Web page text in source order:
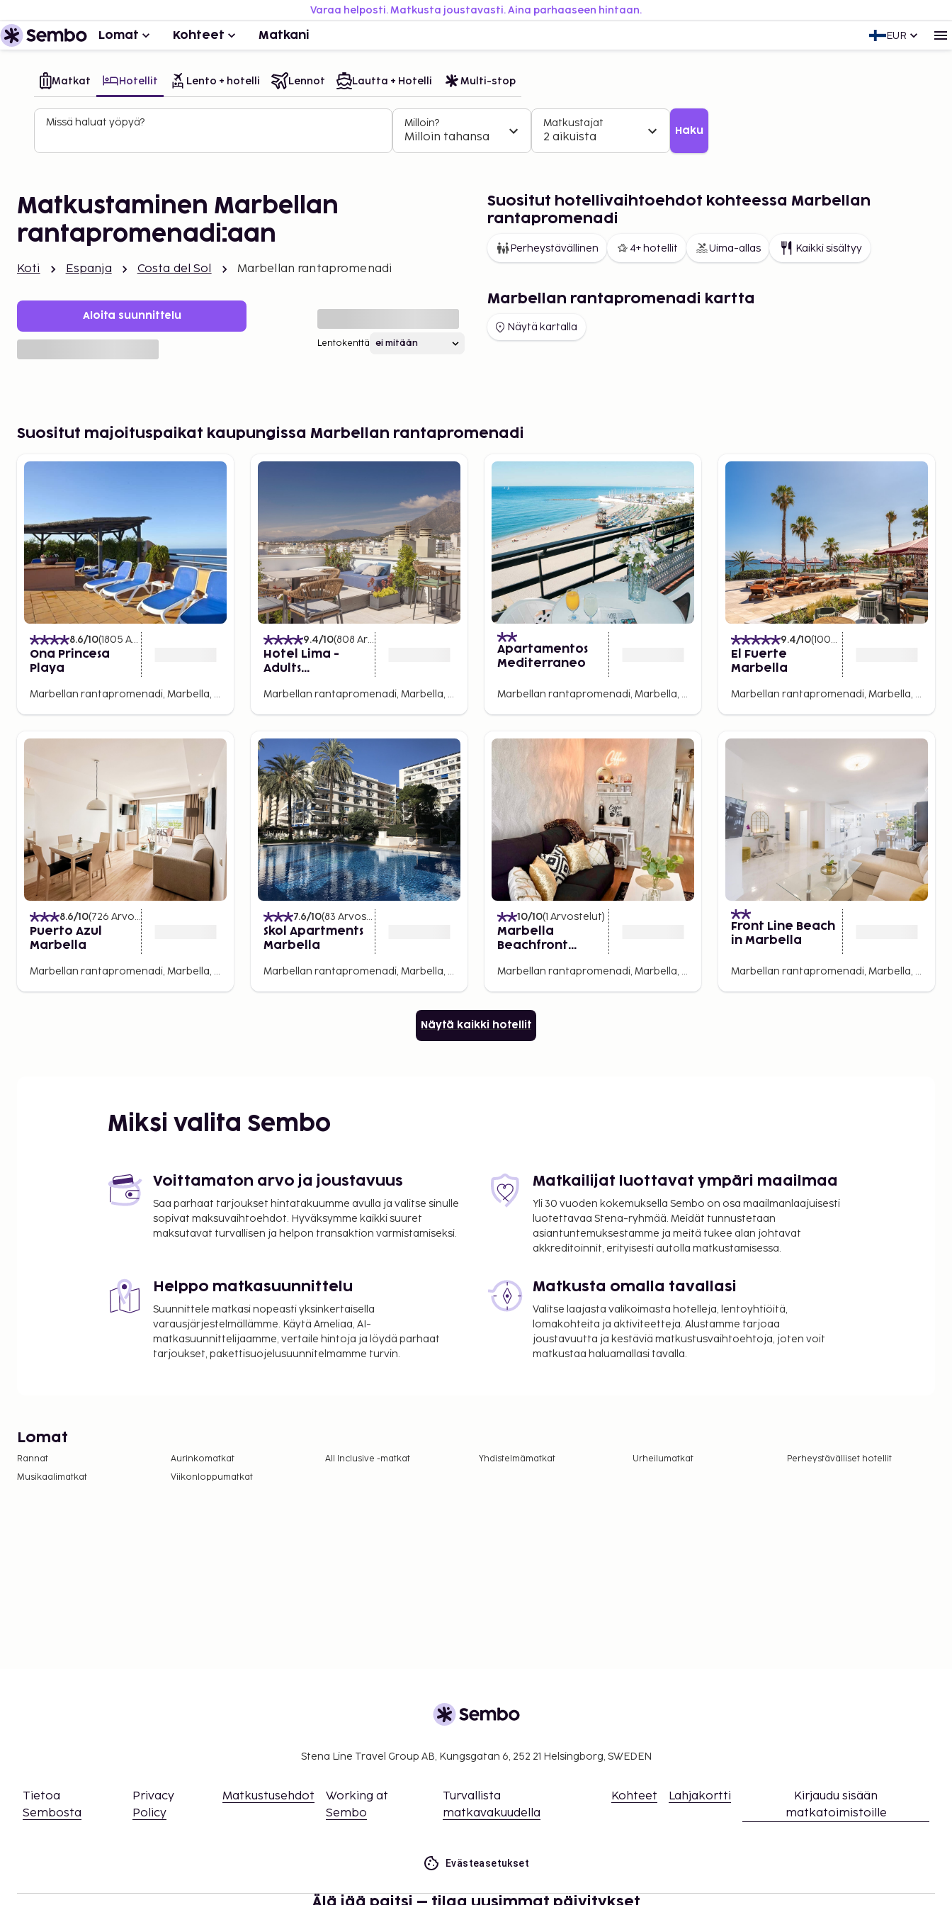
Varaa helposti. Matkusta joustavasti. Aina parhaaseen hintaan.
Lomat Kohteet Matkani EUR
Matkat Hotellit Lento + hotelli Lennot Lautta + Hotelli Multi-stop
Missä haluat yöpyä? Milloin?
Milloin tahansa
Matkustajat
2 aikuista Haku
Matkustaminen Marbellan
rantapromenadi:aan
Koti Espanja Costa del Sol Marbellan rantapromenadi
Aloita suunnittelu
Lentokenttä
Suositut hotellivaihtoehdot kohteessa Marbellan
rantapromenadi
Perheystävällinen 4+ hotellit Uima-allas Kaikki sisältyy
Marbellan rantapromenadi kartta
Näytä kartalla
Suositut majoituspaikat kaupungissa Marbellan rantapromenadi
8.6/10(1805 Arvostelut
Ona Princesa
Playa
Marbellan rantapromenadi, Marbella, Espanja
9.4/10(808 Arvostelut
Hotel Lima -
Adults
Marbellan rantapromenadi, Marbella, Espanja
Apartamentos
Mediterraneo
Marbellan rantapromenadi, Marbella, Espanja
9.4/10(1006 Arvostelut
El Fuerte
Marbella
Marbellan rantapromenadi, Marbella, Espanja
8.6/10(726 Arvostelut
Puerto Azul
Marbella
Marbellan rantapromenadi, Marbella, Espanja
7.6/10(83 Arvostelut
Skol Apartments
Marbella
Marbellan rantapromenadi, Marbella, Espanja
10/10(1 Arvostelut)
Marbella
Beachfront
Marbellan rantapromenadi, Marbella, Espanja
Front Line Beach
in Marbella
Marbellan rantapromenadi, Marbella, Espanja
Näytä kaikki hotellit
Miksi valita Sembo
Voittamaton arvo ja joustavuus
Saa parhaat tarjoukset hintatakuumme avulla ja valitse sinulle
sopivat maksuvaihtoehdot. Hyväksymme kaikki suuret
maksutavat turvallisen ja helpon transaktion varmistamiseksi.
Matkailijat luottavat ympäri maailmaa
Yli 30 vuoden kokemuksella Sembo on osa maailmanlaajuisesti
luotettavaa Stena-ryhmää. Meidät tunnustetaan
asiantuntemuksestamme ja meitä tukee alan johtavat
akkreditoinnit, erityisesti autolla matkustamisessa.
Helppo matkasuunnittelu
Suunnittele matkasi nopeasti yksinkertaisella
varausjärjestelmällämme. Käytä Ameliaa, AI-
matkasuunnittelijaamme, vertaile hintoja ja löydä parhaat
tarjoukset, pakettisuojelusuunnitelmamme turvin.
Matkusta omalla tavallasi
Valitse laajasta valikoimasta hotelleja, lentoyhtiöitä,
lomakohteita ja aktiviteetteja. Alustamme tarjoaa
joustavuutta ja kestäviä matkustusvaihtoehtoja, joten voit
matkustaa haluamallasi tavalla.
Lomat
Rannat Aurinkomatkat All Inclusive -matkat Yhdistelmämatkat Urheilumatkat
Perheystävälliset hotellit
Musikaalimatkat
Viikonloppumatkat
Stena Line Travel Group AB, Kungsgatan 6, 252 21 Helsingborg, SWEDEN
Tietoa
Sembosta
Privacy
Policy
Matkustusehdot
Working at
Sembo
Turvallista
matkavakuudella
Kohteet Lahjakortti
Kirjaudu sisään
matkatoimistoille
Evästeasetukset
Älä jää paitsi – tilaa uusimmat päivitykset